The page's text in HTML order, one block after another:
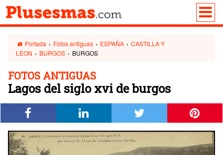
Portada › Fotos antiguas › ESPAÑA › CASTILLA Y
LEON › BURGOS › BURGOS
FOTOS ANTIGUAS
Lagos del siglo xvi de burgos